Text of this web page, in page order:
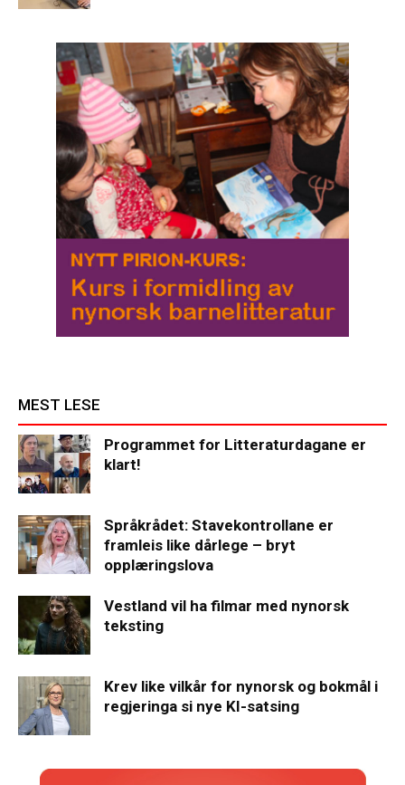
MEST LESE
Programmet for Litteraturdagane er
klart!
Språkrådet: Stavekontrollane er
framleis like dårlege – bryt
opplæringslova
Vestland vil ha filmar med nynorsk
teksting
Krev like vilkår for nynorsk og bokmål i
regjeringa si nye KI-satsing